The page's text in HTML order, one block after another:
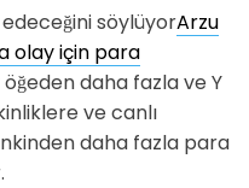
edeceğini söylüyorArzu
olay için para
daha fazla ve Y
ve canlı
daha fazla para